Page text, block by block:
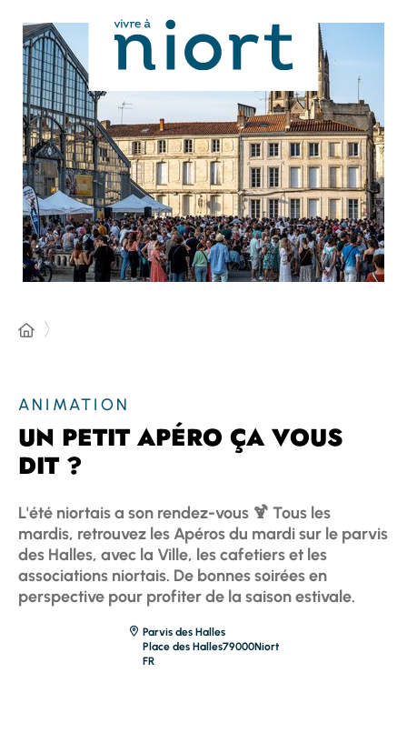
ANIMATION
UN PETIT APÉRO ÇA VOUS
DIT ?
L'été niortais a son rendez-vous 🍹 Tous les
mardis, retrouvez les Apéros du mardi sur le parvis
des Halles, avec la Ville, les cafetiers et les
associations niortais. De bonnes soirées en
perspective pour profiter de la saison estivale.
Parvis des Halles
Place des Halles79000Niort
FR